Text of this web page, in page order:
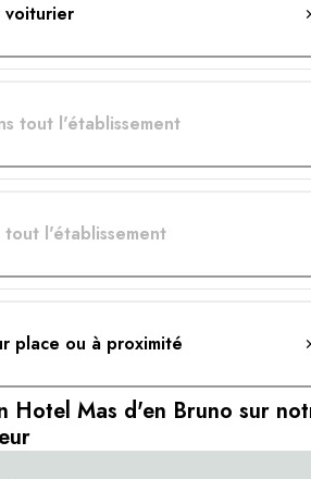
voiturier
tout l'établissement
tout l'établissement
place ou à proximité
Hotel Mas d'en Bruno sur